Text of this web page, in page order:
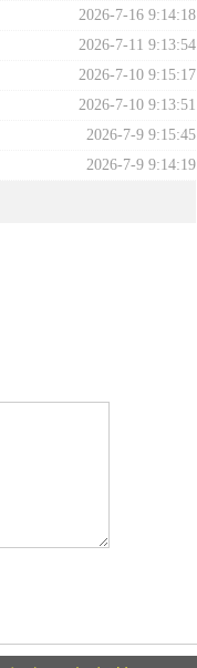
2026-7-16 9:14:18
2026-7-11 9:13:54
2026-7-10 9:15:17
2026-7-10 9:13:51
2026-7-9 9:15:45
2026-7-9 9:14:19